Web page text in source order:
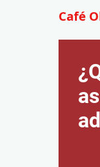
Café